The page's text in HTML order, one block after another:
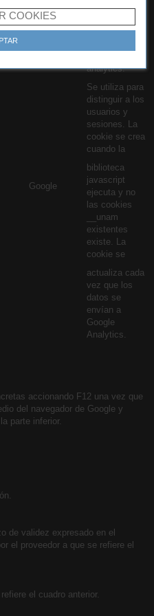
COOKIES
Google
de
analytics.
Se utiliza para
distinguir a los
usuarios y
sesiones. La
cookie se crea
cuando la
biblioteca
javascript
ejecuta y no
las cookies
__unam
existentes
existe. La
cookie se
actualiza cada
vez que los
datos se
envían a
Google
Analytics.
accionando F12 una vez que
del navegador de Google y
parte inferior.
de validez expresado en el
el proveedor a que se refiere el
el cuadro anterior.